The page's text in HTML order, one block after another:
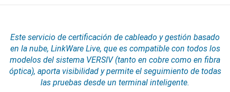
Este servicio de certificación de cableado y gestión basado
en la nube, LinkWare Live, que es compatible con todos los
modelos del sistema VERSIV (tanto en cobre como en fibra
óptica), aporta visibilidad y permite el seguimiento de todas
las pruebas desde un terminal inteligente.